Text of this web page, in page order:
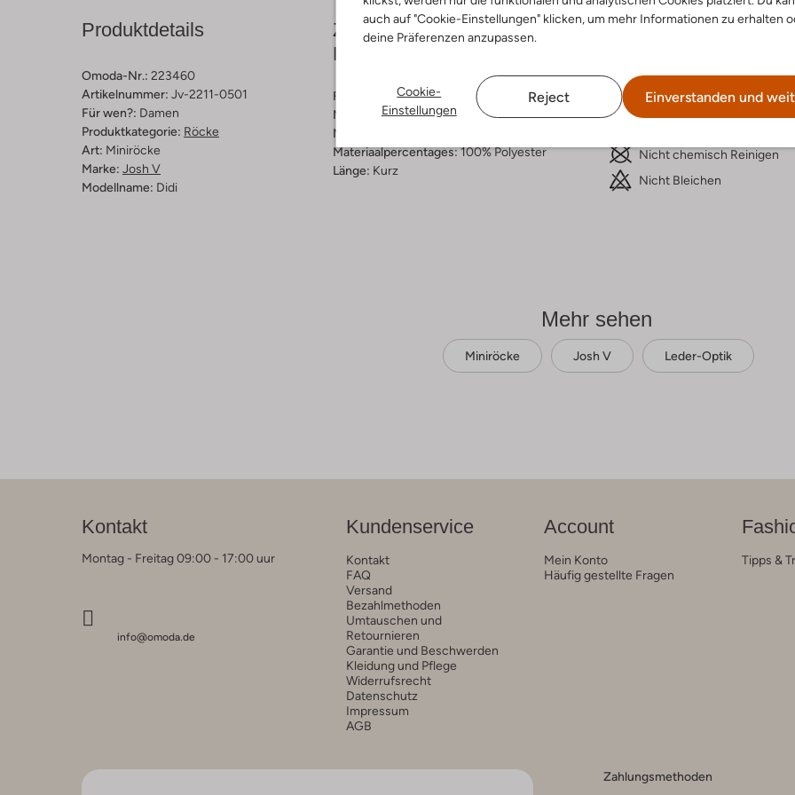
auch auf "Cookie-Einstellungen" klicken, um mehr Informationen zu erhalten
deine Präferenzen anzupassen.
Cookie-
Einstellungen
Reject Einverstanden und
Produktdetails
Omoda-Nr.: 223460
Artikelnummer: Jv-2211-0501
Für wen?: Damen
Produktkategorie: Röcke
Art: Miniröcke
Marke: Josh V
Modellname: Didi
Zusammensetzung &
Passform
Farbe :
Schwarz
Muster:
Gerade
Material:
Materiaalpercentages:100% Polyester
Länge: Kurz
Waschanleitung
30 bei 30 Grad
Nicht Bügeln
Nicht chemisch Reinigen
Nicht Bleichen
Mehr sehen
Miniröcke Josh V Leder-Optik
Kontakt
Montag - Freitag 09:00 - 17:00 uur
info@omoda.de
Kundenservice
Kontakt
FAQ
Versand
Bezahlmethoden
Umtauschen und
Retournieren
Garantie und Beschwerden
Kleidung und Pflege
Widerrufsrecht
Datenschutz
Impressum
AGB
Account
Mein Konto
Häufig gestellte Fragen
Tipps &
Zahlungsmethoden